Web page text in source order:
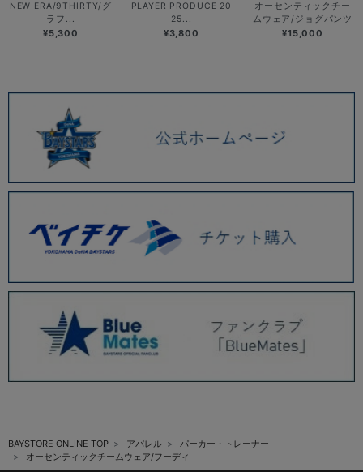
NEW ERA/9THIRTY/グ
ラフ...
¥5,300
PLAYER PRODUCE 20
25...
¥3,800
オーセンティックチー
ムウェア/ジョグパンツ
¥15,000
BAYSTORE ONLINE TOP アパレル
パーカー・トレーナー
オーセンティックチームウェア/フーディ